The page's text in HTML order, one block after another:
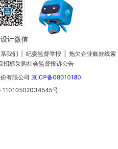
计微信
我们 纪委监督举报
拖欠企业账款线索
招标采购社会监督投诉公告
有限公司 京ICP备08010180
11010502034545号